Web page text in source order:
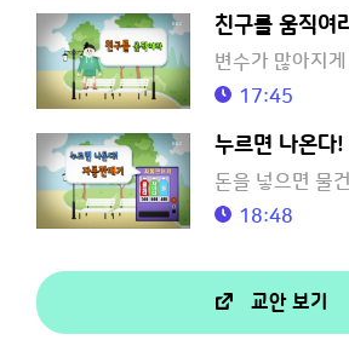
친구를 움직여
17:45
누르면 나온다!
18:48
교안 보기